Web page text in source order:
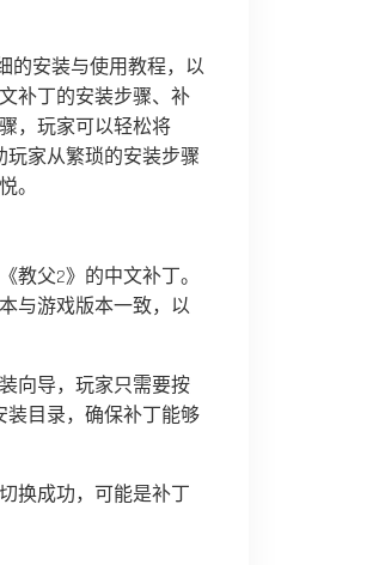
的安装与使用教程，以
补丁的安装步骤、补
，玩家可以轻松将
玩家从繁琐的安装步骤
。
父2》的中文补丁。
与游戏版本一致，以
向导，玩家只需要按
装目录，确保补丁能够
换成功，可能是补丁